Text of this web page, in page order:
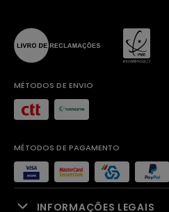
MÉTODOS DE ENVIO
MÉTODOS DE PAGAMENTO
INFORMAÇÕES LEGAIS